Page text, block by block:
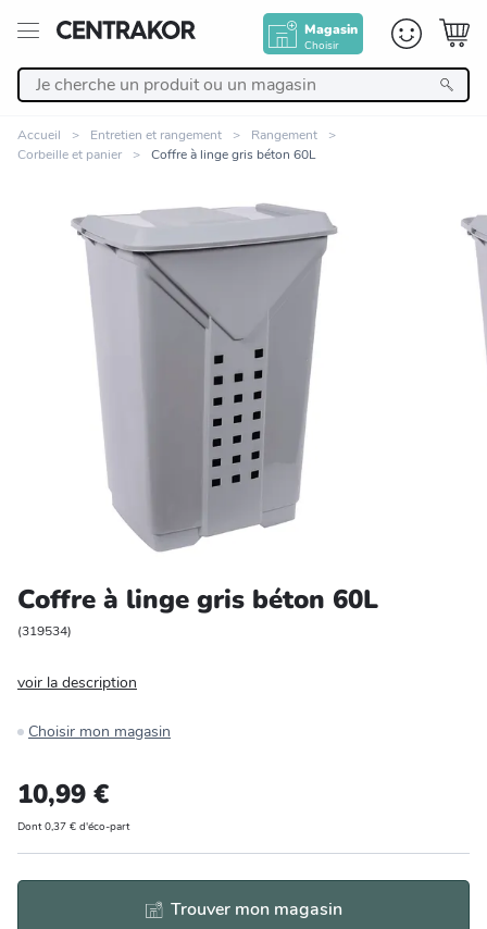
Magasin
Choisir
Décoration
Linge de maison
Meuble
Cuisine et art de la table
Salle de bain et beauté
Entretien et rangement
Animalerie
Bricolage et auto
Jardin et plein air
Accueil Entretien et rangement
Rangement
Corbeille et panier
Coffre à linge gris béton 60L
Zoomer sur l'image
Coffre à linge gris béton 60L
(319534)
voir la description
Choisir mon magasin
10,99 €
Dont 0,37 € d'éco-part
Trouver mon magasin